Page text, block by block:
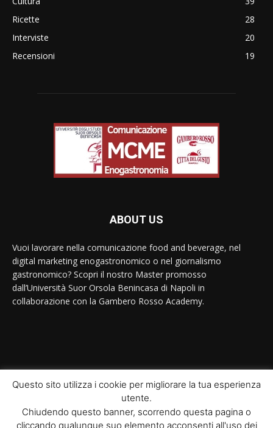
Ricette
28
Interviste
20
Recensioni
19
ABOUT US
Vuoi lavorare nella comunicazione food and beverage, nel
digital marketing enogastronomico o nel giornalismo
gastronomico? Scopri il nostro Master promosso
dall’Università Suor Orsola Benincasa di Napoli in
collaborazione con la Gambero Rosso Academy.
© Newspaper WordPress Theme by TagDiv
Questo sito utilizza i cookie per migliorare la tua esperienza
utente.
Chiudendo questo banner, scorrendo questa pagina o
cliccando qualunque suo elemento acconsenti all'uso dei